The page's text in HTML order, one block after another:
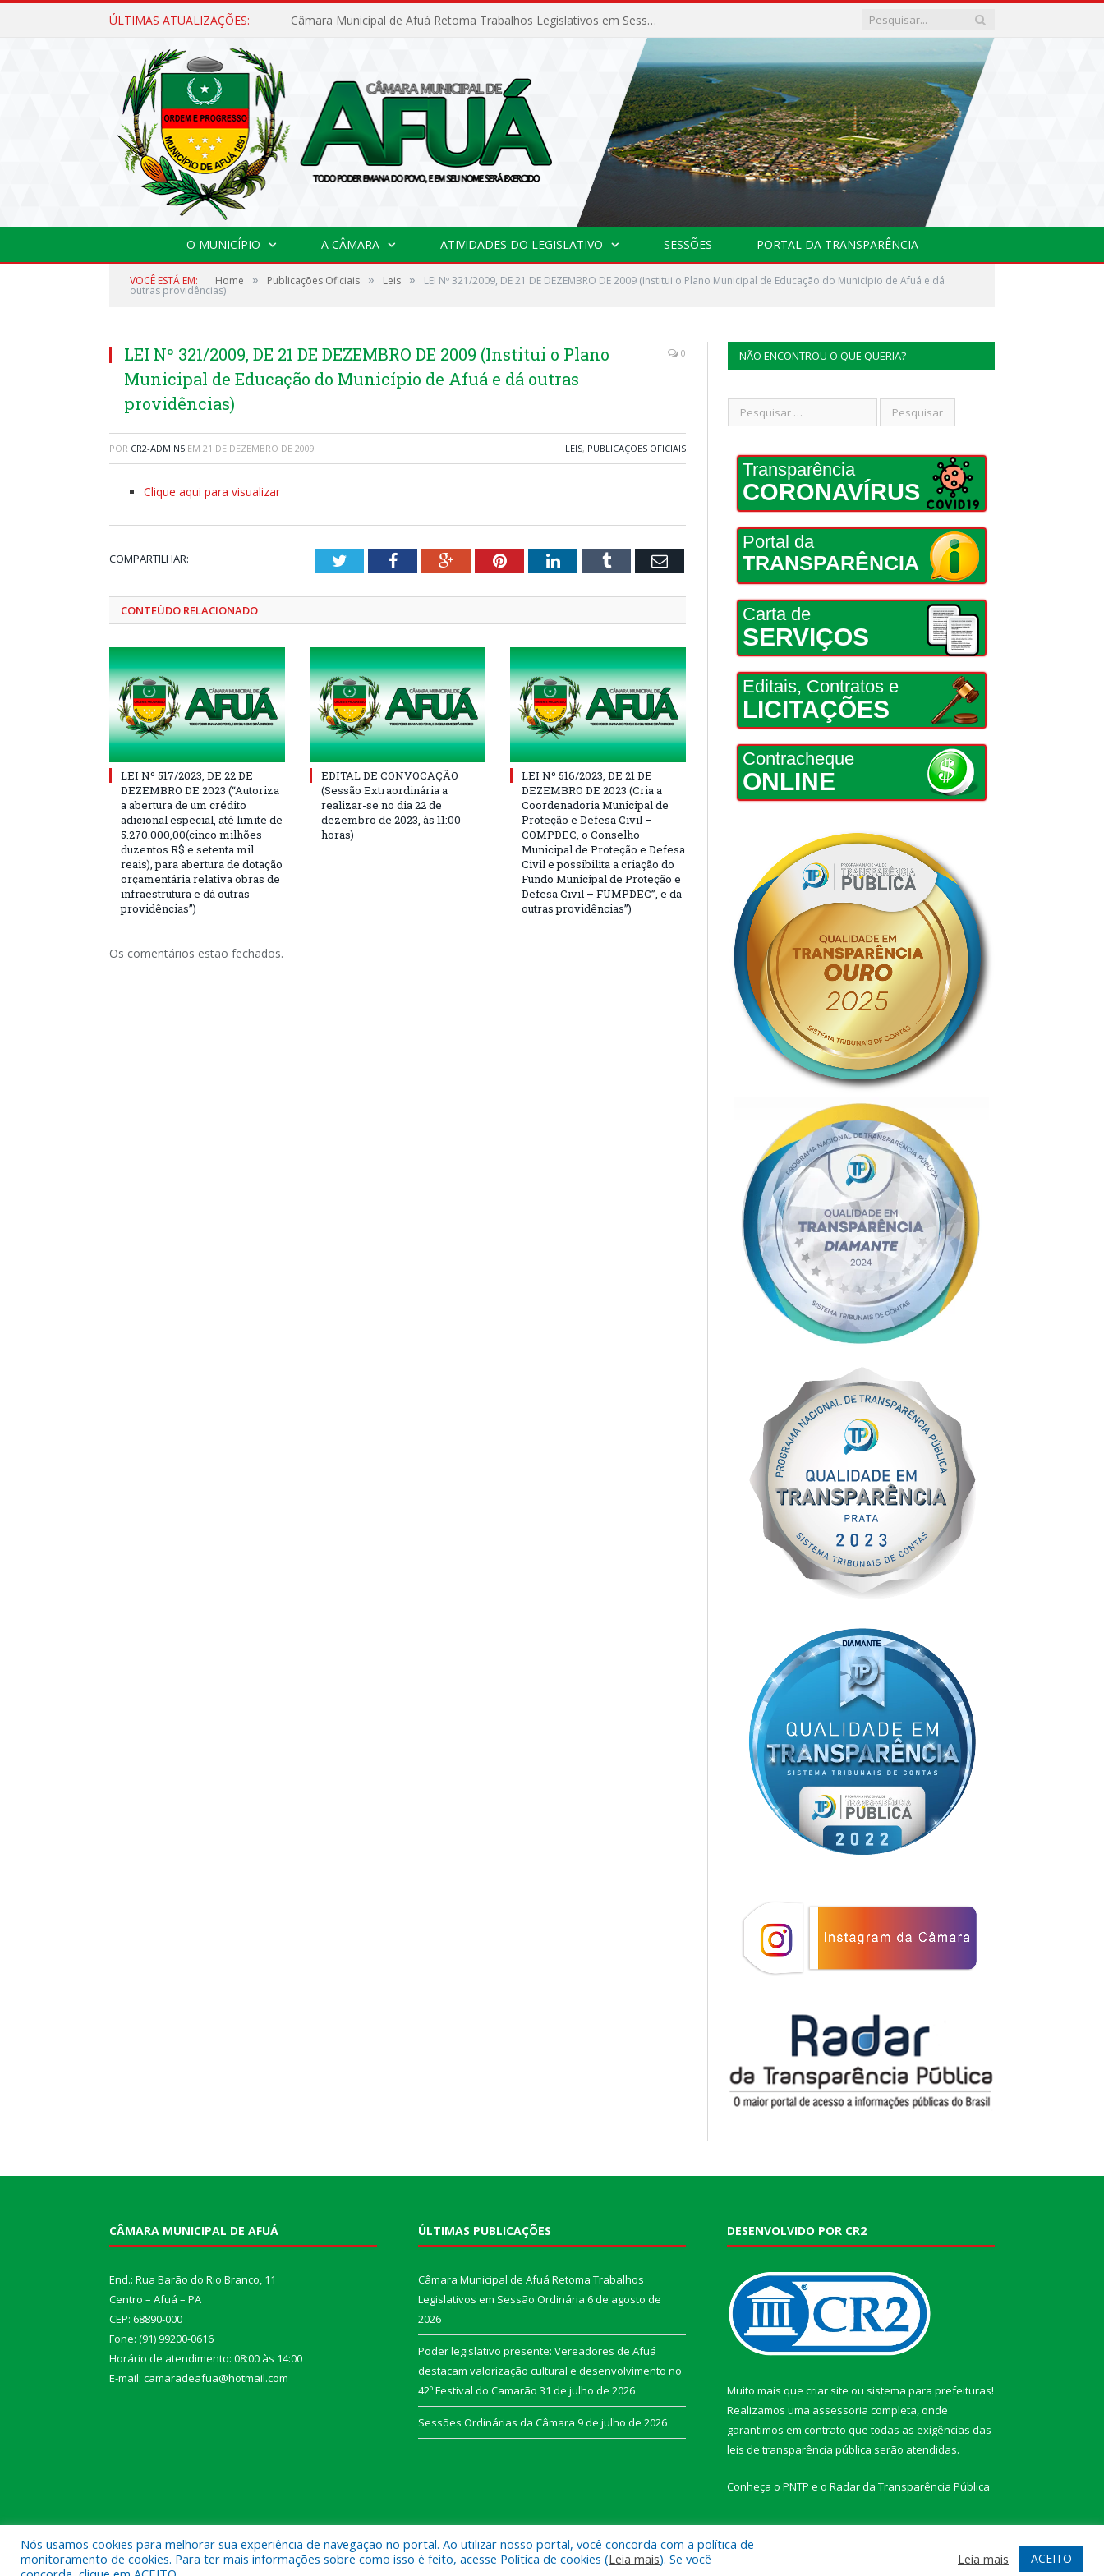
ÚLTIMAS ATUALIZAÇÕES: Câmara Municipal de Afuá Retoma Trabalhos Legislativos em Sessão Ordinária
O MUNICÍPIO A CÂMARA ATIVIDADES DO LEGISLATIVO SESSÕES PORTAL DA TRANSPARÊNCIA
VOCÊ ESTÁ EM: Home » Publicações Oficiais » Leis » LEI Nº 321/2009, DE 21 DE DEZEMBRO DE 2009 (Institui o Plano Municipal de Educação do Município de Afuá e dá
outras providências)
LEI Nº 321/2009, DE 21 DE DEZEMBRO DE 2009 (Institui o Plano
Municipal de Educação do Município de Afuá e dá outras
providências)
0
POR CR2-ADMIN5 EM 21 DE DEZEMBRO DE 2009 LEIS, PUBLICAÇÕES OFICIAIS
Clique aqui para visualizar
COMPARTILHAR: TwitterFacebookGoogle+PinterestLinkedInTumblr Email
CONTEÚDO RELACIONADO
LEI Nº 517/2023, DE 22 DE
DEZEMBRO DE 2023 (“Autoriza
a abertura de um crédito
adicional especial, até limite de
5.270.000,00(cinco milhões
duzentos R$ e setenta mil
reais), para abertura de dotação
orçamentária relativa obras de
infraestrutura e dá outras
providências”)
EDITAL DE CONVOCAÇÃO
(Sessão Extraordinária a
realizar-se no dia 22 de
dezembro de 2023, às 11:00
horas)
LEI Nº 516/2023, DE 21 DE
DEZEMBRO DE 2023 (Cria a
Coordenadoria Municipal de
Proteção e Defesa Civil –
COMPDEC, o Conselho
Municipal de Proteção e Defesa
Civil e possibilita a criação do
Fundo Municipal de Proteção e
Defesa Civil – FUMPDEC”, e da
outras providências”)
Os comentários estão fechados.
NÃO ENCONTROU O QUE QUERIA?
Transparência
CORONAVÍRUS
Portal da
TRANSPARÊNCIA
Carta de
SERVIÇOS
Editais, Contratos e
LICITAÇÕES
Contracheque
ONLINE
CÂMARA MUNICIPAL DE AFUÁ
End.: Rua Barão do Rio Branco, 11
Centro – Afuá – PA
CEP: 68890-000
Fone: (91) 99200-0616
Horário de atendimento: 08:00 às 14:00
E-mail: camaradeafua@hotmail.com
ÚLTIMAS PUBLICAÇÕES
Câmara Municipal de Afuá Retoma Trabalhos
Legislativos em Sessão Ordinária 6 de agosto de
2026
Poder legislativo presente: Vereadores de Afuá
destacam valorização cultural e desenvolvimento no
42º Festival do Camarão 31 de julho de 2026
Sessões Ordinárias da Câmara 9 de julho de 2026
DESENVOLVIDO POR CR2
Muito mais que criar site ou sistema para prefeituras!
Realizamos uma assessoria completa, onde
garantimos em contrato que todas as exigências das
leis de transparência pública serão atendidas.
Conheça o PNTP e o Radar da Transparência Pública
Todos os direitos reservados a Câmara Municipal de Afuá.
Nós usamos cookies para melhorar sua experiência de navegação no portal. Ao utilizar nosso portal, você concorda com a política de
monitoramento de cookies. Para ter mais informações sobre como isso é feito, acesse Política de cookies (Leia mais). Se você
Leia mais ACEITO